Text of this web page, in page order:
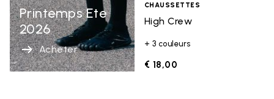
Printemps Ete
2026
Acheter
CHAUSSETTES
High Crew
+ 3 couleurs
€ 18,00